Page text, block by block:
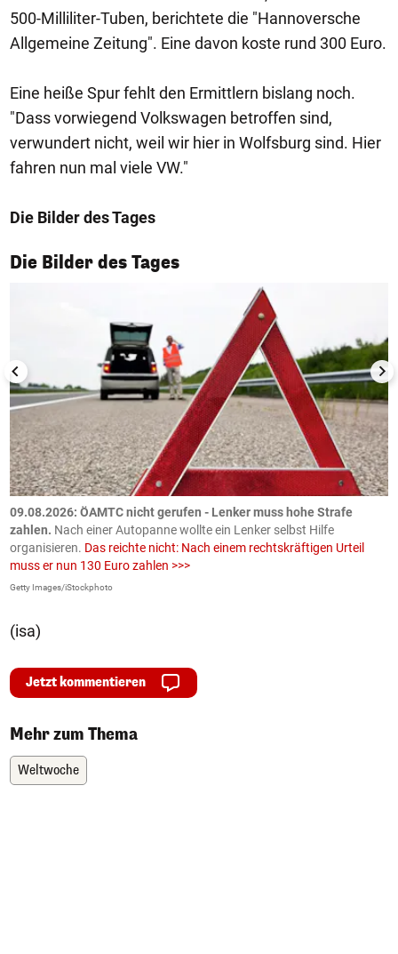
500-Milliliter-Tuben, berichtete die "Hannoversche
Allgemeine Zeitung". Eine davon koste rund 300 Euro.
Eine heiße Spur fehlt den Ermittlern bislang noch.
"Dass vorwiegend Volkswagen betroffen sind,
verwundert nicht, weil wir hier in Wolfsburg sind. Hier
fahren nun mal viele VW."
Die Bilder des Tages
Die Bilder des Tages
1/50
09.08.2026: ÖAMTC nicht gerufen - Lenker muss hohe Strafe
zahlen. Nach einer Autopanne wollte ein Lenker selbst Hilfe
organisieren. Das reichte nicht: Nach einem rechtskräftigen Urteil
muss er nun 130 Euro zahlen >>>
Getty Images/iStockphoto
(isa)
Jetzt kommentieren
Mehr zum Thema
Weltwoche